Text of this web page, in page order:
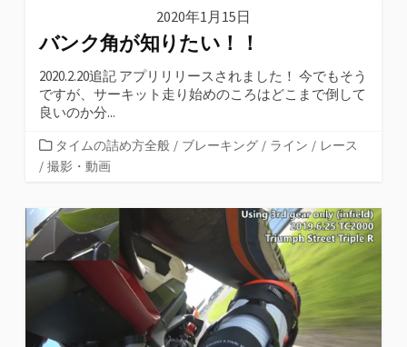
2020年1月15日
バンク角が知りたい！！
2020.2.20追記 アプリリリースされました！ 今でもそう
ですが、サーキット走り始めのころはどこまで倒して
良いのか分...
カ
テ
リ
ー
タイムの詰め方全般 / ブレーキング / ライン / レース
/ 撮影・動画